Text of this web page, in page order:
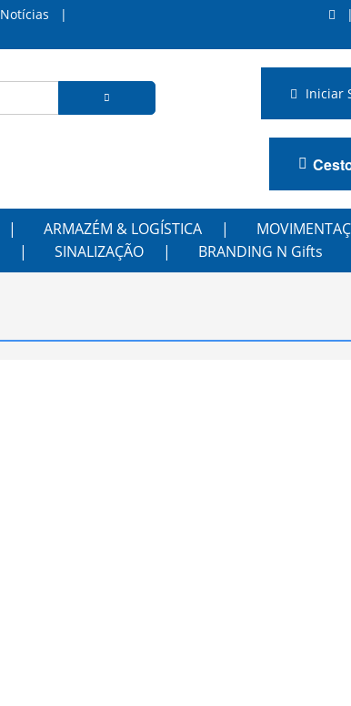
Notícias
Iniciar
ARMAZÉM & LOGÍSTICA
SINALIZAÇÃO BRANDING N Gifts